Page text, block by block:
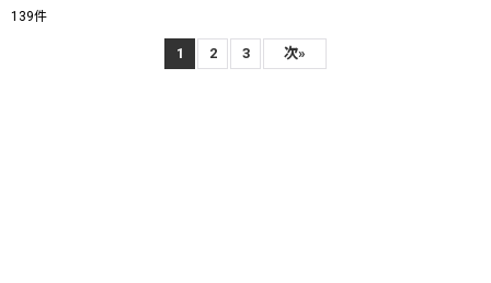
139件
1 2 3 次»